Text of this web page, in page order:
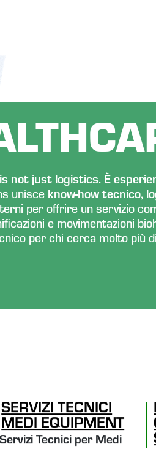
not just logistics. È
unisce know-how tecnico,
per offrire un servizio
e movimentazioni
per chi cerca molto più
SERVIZI TECNICI
MEDI EQUIPMENT
Servizi Tecnici per Medi